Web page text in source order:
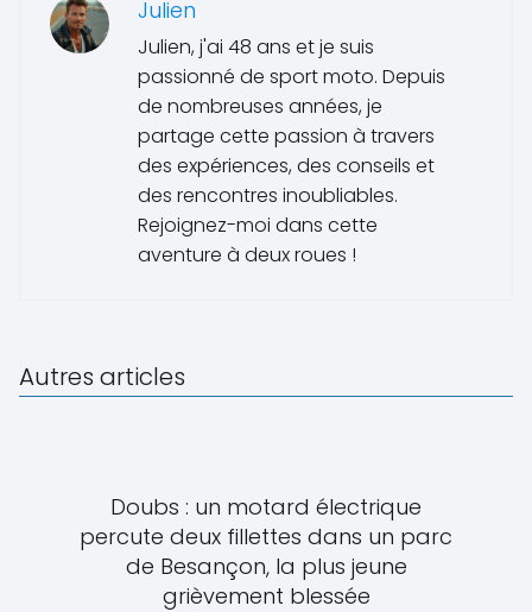
Julien
Julien, j'ai 48 ans et je suis
passionné de sport moto. Depuis
de nombreuses années, je
partage cette passion à travers
des expériences, des conseils et
des rencontres inoubliables.
Rejoignez-moi dans cette
aventure à deux roues !
Autres articles
Doubs : un motard électrique
percute deux fillettes dans un parc
de Besançon, la plus jeune
grièvement blessée